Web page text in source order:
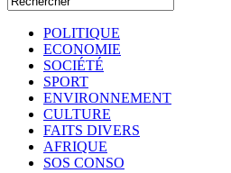
POLITIQUE
ECONOMIE
SOCIÉTÉ
SPORT
ENVIRONNEMENT
CULTURE
FAITS DIVERS
AFRIQUE
SOS CONSO